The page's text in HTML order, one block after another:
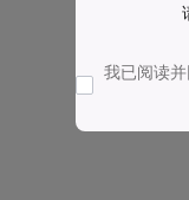
我已阅读